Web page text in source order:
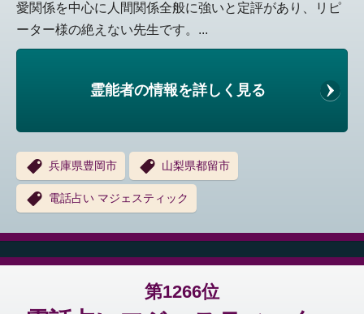
愛関係を中心に人間関係全般に強いと定評があり、リピ
ーター様の絶えない先生です。...
霊能者の情報を詳しく見る
兵庫県豊岡市 山梨県都留市
電話占い マジェスティック
第1266位